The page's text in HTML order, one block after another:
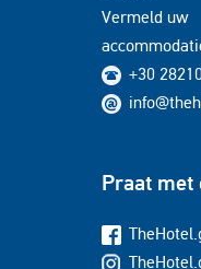
Vermeld uw
+30
Praat met